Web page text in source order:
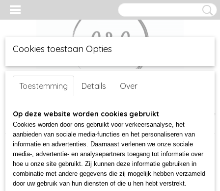
Inloggen Registreren
UW WINKELWAGEN
Home >sieraden>glazen kraal kettingen>Ketting met rood witte
glazen kraal
Cookies toestaan Opties
Toestemming Details Over
Op deze website worden cookies gebruikt
Cookies worden door ons gebruikt voor verkeersanalyse, het
aanbieden van sociale media-functies en het personaliseren van
informatie en advertenties. Daarnaast verlenen we onze sociale
media-, advertentie- en analysepartners toegang tot informatie over
hoe u onze site gebruikt. Zij kunnen deze informatie gebruiken in
combinatie met andere gegevens die zij mogelijk hebben verzameld
door uw gebruik van hun diensten of die u hen hebt verstrekt.